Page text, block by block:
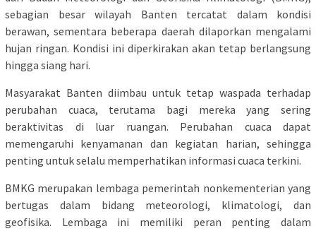
sebagian besar wilayah Banten tercatat dalam kondisi
berawan, sementara beberapa daerah dilaporkan mengalami
hujan ringan. Kondisi ini diperkirakan akan tetap berlangsung
hingga siang hari.
Masyarakat Banten diimbau untuk tetap waspada terhadap
perubahan cuaca, terutama bagi mereka yang sering
beraktivitas di luar ruangan. Perubahan cuaca dapat
memengaruhi kenyamanan dan kegiatan harian, sehingga
penting untuk selalu memperhatikan informasi cuaca terkini.
BMKG merupakan lembaga pemerintah nonkementerian yang
bertugas dalam bidang meteorologi, klimatologi, dan
geofisika. Lembaga ini memiliki peran penting dalam